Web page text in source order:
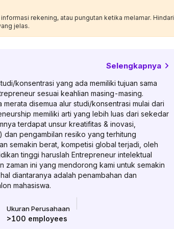
rekening, atau pungutan ketika melamar. Hindari
jelas.
Selengkapnya
konsentrasi yang ada memiliki tujuan sama
sesuai keahlian masing-masing.
disemua alur studi/konsentrasi mulai dari
memiliki arti yang lebih luas dari sekedar
terdapat unsur kreatifitas & inovasi,
dan pengambilan resiko yang terhitung
semakin berat, kompetisi global terjadi, oleh
tinggi haruslah Entrepreneur intelektual
ini yang mendorong kami untuk semakin
diantaranya adalah penambahan dan
mahasiswa.
Ukuran Perusahaan
>100 employees